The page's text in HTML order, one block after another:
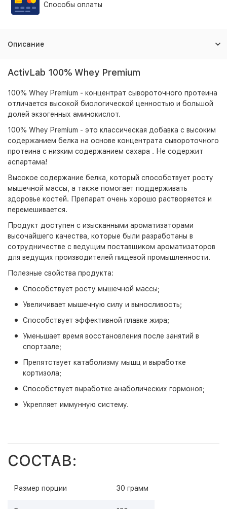
Способы оплаты
Описание
ActivLab 100% Whey Premium
100% Whey Premium - концентрат сывороточного протеина
отличается высокой биологической ценностью и большой
долей экзогенных аминокислот.
100% Whey Premium - это классическая добавка с высоким
содержанием белка на основе концентрата сывороточного
протеина с низким содержанием сахара . Не содержит
аспартама!
Высокое содержание белка, который способствует росту
мышечной массы, а также помогает поддерживать
здоровье костей. Препарат очень хорошо растворяется и
перемешивается.
Продукт доступен с изысканными ароматизаторами
высочайшего качества, которые были разработаны в
сотрудничестве с ведущим поставщиком ароматизаторов
для ведущих производителей пищевой промышленности.
Полезные свойства продукта:
Способствует росту мышечной массы;
Увеличивает мышечную силу и выносливость;
Способствует эффективной плавке жира;
Уменьшает время восстановления после занятий в
спортзале;
Препятствует катаболизму мышц и выработке
кортизола;
Способствует выработке анаболических гормонов;
Укрепляет иммунную систему.
СОСТАВ:
Размер порции 30 грамм